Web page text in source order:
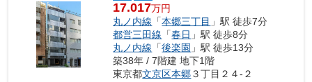
17.017万円
丸ノ内線 「本郷三丁目 」駅 徒歩7分
都営三田線 「春日 」駅 徒歩8分
丸ノ内線 「後楽園 」駅 徒歩13分
築38年 / 7階建 地下1階
東京都文京区本郷３丁目２４-２